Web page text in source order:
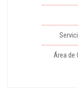
Área de